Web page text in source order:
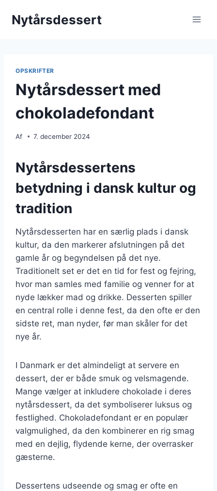
Nytårsdessert
OPSKRIFTER
Nytårsdessert med
chokoladefondant
Af 7. december 2024
Nytårsdessertens
betydning i dansk kultur og
tradition
Nytårsdesserten har en særlig plads i dansk
kultur, da den markerer afslutningen på det
gamle år og begyndelsen på det nye.
Traditionelt set er det en tid for fest og fejring,
hvor man samles med familie og venner for at
nyde lækker mad og drikke. Desserten spiller
en central rolle i denne fest, da den ofte er den
sidste ret, man nyder, før man skåler for det
nye år.
I Danmark er det almindeligt at servere en
dessert, der er både smuk og velsmagende.
Mange vælger at inkludere chokolade i deres
nytårsdessert, da det symboliserer luksus og
festlighed. Chokoladefondant er en populær
valgmulighed, da den kombinerer en rig smag
med en dejlig, flydende kerne, der overrasker
gæsterne.
Dessertens udseende og smag er ofte en